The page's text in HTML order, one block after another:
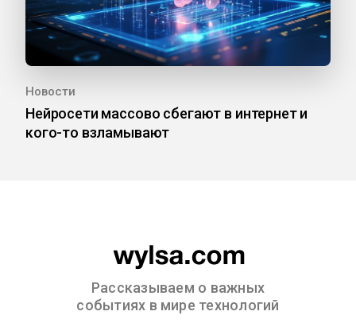
Новости
Нейросети массово сбегают в интернет и
кого-то взламывают
Рассказываем о важных
событиях в мире технологий